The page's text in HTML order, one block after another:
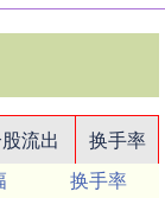
流出
换手率
换手率